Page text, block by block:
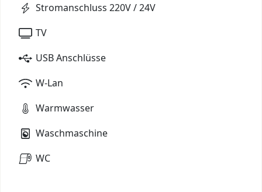
Stromanschluss 220V / 24V
TV
USB Anschlüsse
W-Lan
Warmwasser
Waschmaschine
WC